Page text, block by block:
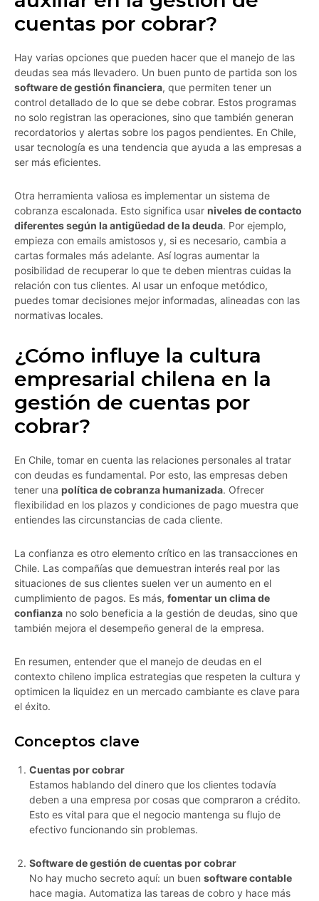
cuentas por cobrar?
Hay varias opciones que pueden hacer que el manejo de las
deudas sea más llevadero. Un buen punto de partida son los
software de gestión financiera, que permiten tener un
control detallado de lo que se debe cobrar. Estos programas
no solo registran las operaciones, sino que también generan
recordatorios y alertas sobre los pagos pendientes. En Chile,
usar tecnología es una tendencia que ayuda a las empresas a
ser más eficientes.
Otra herramienta valiosa es implementar un sistema de
cobranza escalonada. Esto significa usar niveles de contacto
diferentes según la antigüedad de la deuda. Por ejemplo,
empieza con emails amistosos y, si es necesario, cambia a
cartas formales más adelante. Así logras aumentar la
posibilidad de recuperar lo que te deben mientras cuidas la
relación con tus clientes. Al usar un enfoque metódico,
puedes tomar decisiones mejor informadas, alineadas con las
normativas locales.
¿Cómo influye la cultura
empresarial chilena en la
gestión de cuentas por
cobrar?
En Chile, tomar en cuenta las relaciones personales al tratar
con deudas es fundamental. Por esto, las empresas deben
tener una política de cobranza humanizada. Ofrecer
flexibilidad en los plazos y condiciones de pago muestra que
entiendes las circunstancias de cada cliente.
La confianza es otro elemento crítico en las transacciones en
Chile. Las compañías que demuestran interés real por las
situaciones de sus clientes suelen ver un aumento en el
cumplimiento de pagos. Es más, fomentar un clima de
confianza no solo beneficia a la gestión de deudas, sino que
también mejora el desempeño general de la empresa.
En resumen, entender que el manejo de deudas en el
contexto chileno implica estrategias que respeten la cultura y
optimicen la liquidez en un mercado cambiante es clave para
el éxito.
Conceptos clave
Cuentas por cobrar
Estamos hablando del dinero que los clientes todavía
deben a una empresa por cosas que compraron a crédito.
Esto es vital para que el negocio mantenga su flujo de
efectivo funcionando sin problemas.
Software de gestión de cuentas por cobrar
No hay mucho secreto aquí: un buen software contable
hace magia. Automatiza las tareas de cobro y hace más